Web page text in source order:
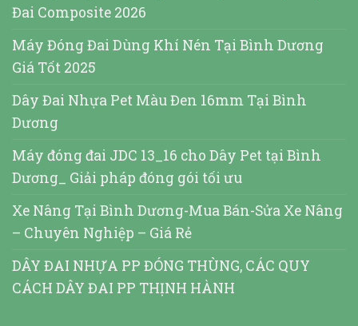
Đai Composite 2026
Máy Đóng Đai Dùng Khí Nén Tại Bình Dương
Giá Tốt 2025
Dây Đai Nhựa Pet Màu Đen 16mm Tại Bình
Dương
Máy đóng đai JDC 13_16 cho Dây Pet tại Bình
Dương_ Giải pháp đóng gói tối ưu
Xe Nâng Tại Bình Dương-Mua Bán-Sửa Xe Nâng
– Chuyên Nghiệp – Giá Rẻ
DÂY ĐAI NHỰA PP ĐÓNG THÙNG, CÁC QUY
CÁCH DÂY ĐAI PP THỊNH HÀNH